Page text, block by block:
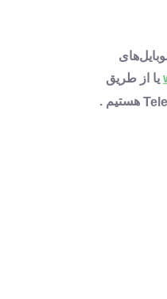
یا از طریق
هستیم .